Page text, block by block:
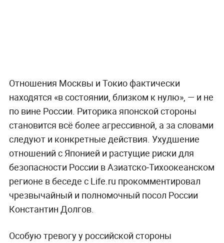
Отношения Москвы и Токио фактически
находятся «в состоянии, близком к нулю», — и не
по вине России. Риторика японской стороны
становится всё более агрессивной, а за словами
следуют и конкретные действия. Ухудшение
отношений с Японией и растущие риски для
безопасности России в Азиатско‑Тихоокеанском
регионе в беседе с Life.ru прокомментировал
чрезвычайный и полномочный посол России
Константин Долгов.
Особую тревогу у российской стороны